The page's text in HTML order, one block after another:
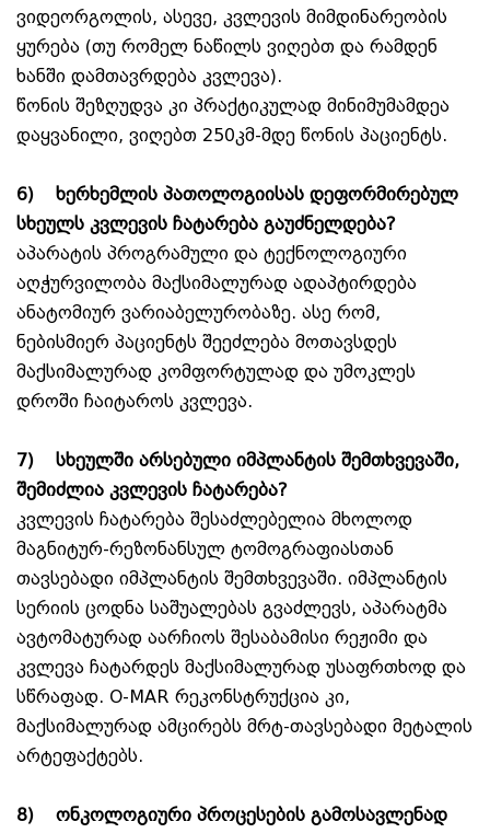
ვიდეორგოლის, ასევე, კვლევის მიმდინარეობის
ყურება (თუ რომელ ნაწილს ვიღებთ და რამდენ
ხანში დამთავრდება კვლევა).
წონის შეზღუდვა კი პრაქტიკულად მინიმუმამდეა
დაყვანილი, ვიღებთ 250კმ-მდე წონის პაციენტს.
6) ხერხემლის პათოლოგიისას დეფორმირებულ
სხეულს კვლევის ჩატარება გაუძნელდება?
აპარატის პროგრამული და ტექნოლოგიური
აღჭურვილობა მაქსიმალურად ადაპტირდება
ანატომიურ ვარიაბელურობაზე. ასე რომ,
ნებისმიერ პაციენტს შეეძლება მოთავსდეს
მაქსიმალურად კომფორტულად და უმოკლეს
დროში ჩაიტაროს კვლევა.
7) სხეულში არსებული იმპლანტის შემთხვევაში,
შემიძლია კვლევის ჩატარება?
კვლევის ჩატარება შესაძლებელია მხოლოდ
მაგნიტურ-რეზონანსულ ტომოგრაფიასთან
თავსებადი იმპლანტის შემთხვევაში. იმპლანტის
სერიის ცოდნა საშუალებას გვაძლევს, აპარატმა
ავტომატურად აარჩიოს შესაბამისი რეჟიმი და
კვლევა ჩატარდეს მაქსიმალურად უსაფრთხოდ და
სწრაფად. O-MAR რეკონსტრუქცია კი,
მაქსიმალურად ამცირებს მრტ-თავსებადი მეტალის
არტეფაქტებს.
8) ონკოლოგიური პროცესების გამოსავლენად